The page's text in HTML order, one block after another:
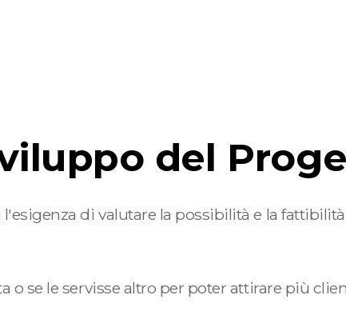
del
di valutare la possibilità e la
o se le servisse altro per poter attirare più